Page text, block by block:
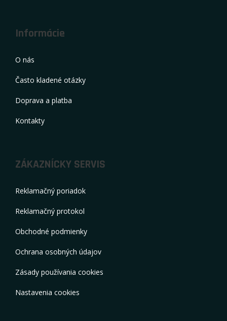
Informácie
O nás
Často kladené otázky
Doprava a platba
Kontakty
ZÁKAZNÍCKY SERVIS
Reklamačný poriadok
Reklamačný protokol
Obchodné podmienky
Ochrana osobných údajov
Zásady používania cookies
Nastavenia cookies